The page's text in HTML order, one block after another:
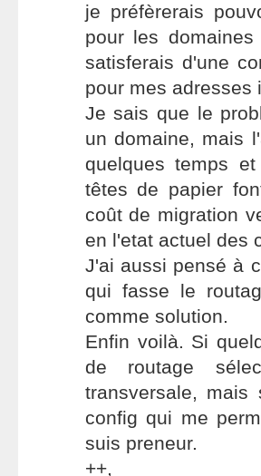
je préfèrerais
pour les
satisferais d'une
pour mes adresses
Je sais que le
un domaine, mais
quelques temps
têtes de papier
coût de migration
en l'etat actuel des
J'ai aussi pensé à
qui fasse le
comme solution.
Enfin voilà. Si
de routage
transversale,
config qui me
suis preneur.
++,